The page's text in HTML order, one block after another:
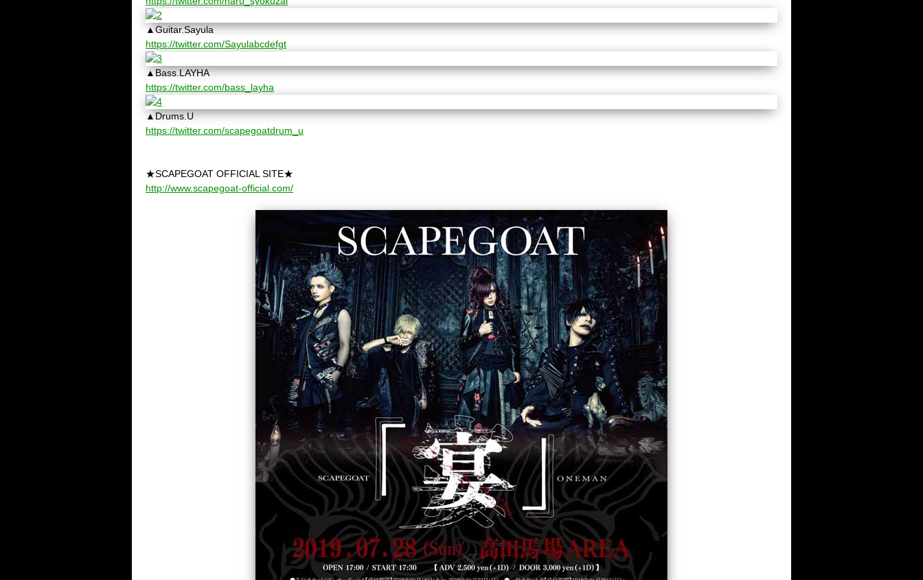
▲Guitar.Sayula
https://twitter.com/Sayulabcdefgt
▲Bass.LAYHA
https://twitter.com/bass_layha
▲Drums.U
https://twitter.com/scapegoatdrum_u
★SCAPEGOAT OFFICIAL SITE★
http://www.scapegoat-official.com/